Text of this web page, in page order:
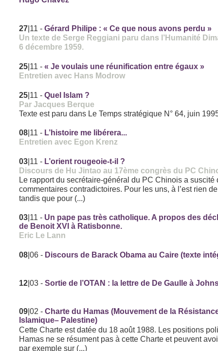
27 |11 -Gérard Philipe : « Ce que nous avons perdu »
Un texte de Serge Reggiani paru dans l’Humanité
6 décembre 1959.
25 |11 -« Je voulais une réunification entre égaux »
Entretien avec Hans Modrow
25 |11 -Quel Islam ?
Par Jacques Berque
Texte est paru dans Le Temps stratégique N° 64, juin
08 |11 - L’histoire me libérera...
Entretien avec Egon Krenz
03 |11 - L’orient rougeoie-t-il ?
Discours de Hu Jintao au 17ème congrès du PC
Le rapport du secrétaire-général du PC Chinois a suscité
commentaires contradictoires. Pour les uns, à l’est rien
tandis que pour (...)
03 |11 - Un pape pas très catholique. A propos des
de Benoit XVI à Ratisbonne.
Eric Le Lann
08 |06 - Discours de Barack Obama au Caire (texte
12 |03 -Sortie de l’OTAN : la lettre de De Gaulle à
09 |02 -Charte du Hamas (Mouvement de la
Islamique– Palestine)
Cette Charte est datée du 18 août 1988. Les positions
Hamas ne se résument pas à cette Charte et peuvent
par exemple sur (...)